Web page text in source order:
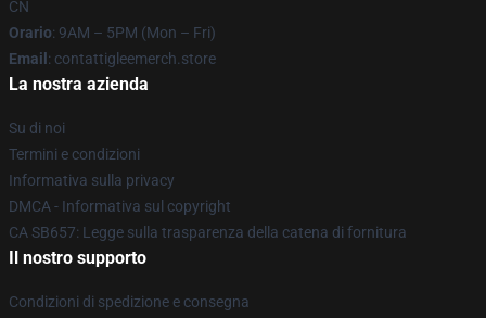
CN
Orario: 9AM – 5PM (Mon – Fri)
Email : contattigleemerch.store
La nostra azienda
Su di noi
Termini e condizioni
Informativa sulla privacy
DMCA - Informativa sul copyright
CA SB657: Legge sulla trasparenza della catena di fornitura
Il nostro supporto
Condizioni di spedizione e consegna